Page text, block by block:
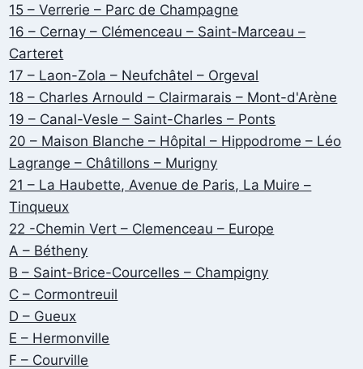
15 – Verrerie – Parc de Champagne
16 – Cernay – Clémenceau – Saint-Marceau –
Carteret
17 – Laon-Zola – Neufchâtel – Orgeval
18 – Charles Arnould – Clairmarais – Mont-d'Arène
19 – Canal-Vesle – Saint-Charles – Ponts
20 – Maison Blanche – Hôpital – Hippodrome – Léo
Lagrange – Châtillons – Murigny
21 – La Haubette, Avenue de Paris, La Muire –
Tinqueux
22 -Chemin Vert – Clemenceau – Europe
A – Bétheny
B – Saint-Brice-Courcelles – Champigny
C – Cormontreuil
D – Gueux
E – Hermonville
F – Courville